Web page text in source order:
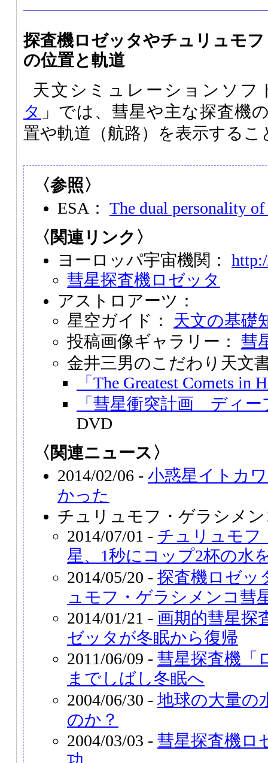
探査機ロゼッタやチュリュモ
の位置と軌道
天文シミュレーションソフ
タ 」では、彗星や主な探査機
置や軌道（航路）を表示する
〈参照〉
ESA： The dual personality
〈関連リンク〉
ヨーロッパ宇宙機関：
彗星探査機ロゼッタ
アストロアーツ：
星空ガイド： 天文の基礎
投稿画像ギャラリー： 彗
金井三男のこだわり天文
「The Greatest Comets in
「彗星衝突計画 ディ
DVD
〈関連ニュース〉
2014/02/06 - 小惑星イトカ
かった
チュリュモフ・ゲラシメ
2014/07/01 - チュリュモフ
星、1秒にコップ2杯の水
2014/05/20 - 探査機ロゼッ
ュモフ・ゲラシメンコ彗
2014/01/21 - 画期的彗星探
ゼッタが冬眠から復帰
2011/06/09 - 彗星探査機「
までしばし冬眠へ
2004/06/30 - 地球の大量の
のか？
2004/03/03 - 彗星探査機ロ